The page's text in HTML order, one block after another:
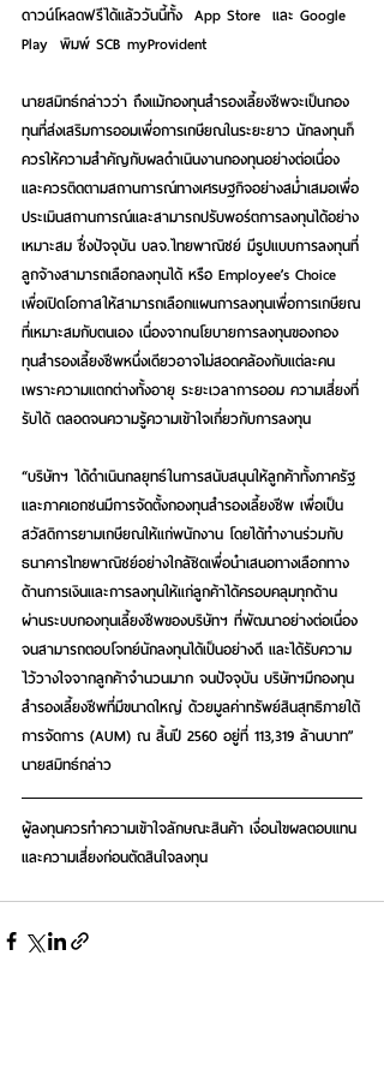
ดาวน์โหลดฟรีได้แล้ววันนี้ทั้ง  App Store  และ Google
Play  พิมพ์ SCB myProvident
นายสมิทธ์กล่าวว่า ถึงแม้กองทุนสำรองเลี้ยงชีพจะเป็นกอง
ทุนที่ส่งเสริมการออมเพื่อการเกษียณในระยะยาว นักลงทุนก็
ควรให้ความสำคัญกับผลดำเนินงานกองทุนอย่างต่อเนื่อง
และควรติดตามสถานการณ์ทางเศรษฐกิจอย่างสม่ำเสมอเพื่อ
ประเมินสถานการณ์และสามารถปรับพอร์ตการลงทุนได้อย่าง
เหมาะสม ซึ่งปัจจุบัน บลจ.ไทยพาณิชย์ มีรูปแบบการลงทุนที่
ลูกจ้างสามารถเลือกลงทุนได้ หรือ Employee’s Choice
เพื่อเปิดโอกาสให้สามารถเลือกแผนการลงทุนเพื่อการเกษียณ
ที่เหมาะสมกับตนเอง เนื่องจากนโยบายการลงทุนของกอง
ทุนสำรองเลี้ยงชีพหนึ่งเดียวอาจไม่สอดคล้องกับแต่ละคน
เพราะความแตกต่างทั้งอายุ ระยะเวลาการออม ความเสี่ยงที่
รับได้ ตลอดจนความรู้ความเข้าใจเกี่ยวกับการลงทุน
“บริษัทฯ ได้ดำเนินกลยุทธ์ในการสนับสนุนให้ลูกค้าทั้งภาครัฐ
และภาคเอกชนมีการจัดตั้งกองทุนสำรองเลี้ยงชีพ เพื่อเป็น
สวัสดิการยามเกษียณให้แก่พนักงาน โดยได้ทำงานร่วมกับ
ธนาคารไทยพาณิชย์อย่างใกล้ชิดเพื่อนำเสนอทางเลือกทาง
ด้านการเงินและการลงทุนให้แก่ลูกค้าได้ครอบคลุมทุกด้าน
ผ่านระบบกองทุนเลี้ยงชีพของบริษัทฯ ที่พัฒนาอย่างต่อเนื่อง
จนสามารถตอบโจทย์นักลงทุนได้เป็นอย่างดี และได้รับความ
ไว้วางใจจากลูกค้าจำนวนมาก จนปัจจุบัน บริษัทฯมีกองทุน
สำรองเลี้ยงชีพที่มีขนาดใหญ่ ด้วยมูลค่าทรัพย์สินสุทธิภายใต้
การจัดการ (AUM) ณ สิ้นปี 2560 อยู่ที่ 113,319 ล้านบาท”
นายสมิทธ์กล่าว
ผู้ลงทุนควรทำความเข้าใจลักษณะสินค้า เงื่อนไขผลตอบแทน
และความเสี่ยงก่อนตัดสินใจลงทุน